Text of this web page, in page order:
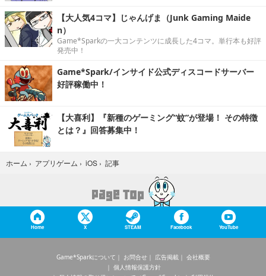
【大人気4コマ】じゃんげま（Junk Gaming Maide
n）
Game*Sparkの一大コンテンツに成長した4コマ。単行本も好評
発売中！
Game*Spark/インサイド公式ディスコードサーバー
好評稼働中！
【大喜利】『新種のゲーミング“蚊”が登場！ その特徴
とは？』回答募集中！
ホーム › アプリゲーム › iOS › 記事
Home X STEAM Facebook YouTube
Game*Sparkについて お問合せ 広告掲載
会社概要
個人情報保護方針